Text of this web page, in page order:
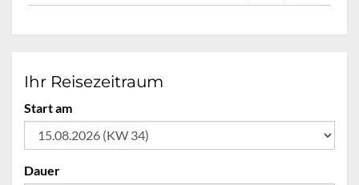
Ihr Reisezeitraum
Start am
Dauer